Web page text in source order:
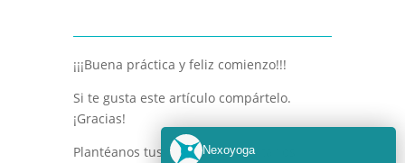
¡¡¡Buena práctica y feliz comienzo!!!
Si te gusta este artículo compártelo.
¡Gracias!
Plantéanos tus Dudas y Comentarios
Nexoyoga